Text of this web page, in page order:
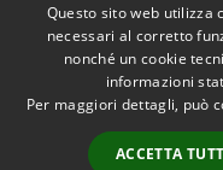
Accessibilità
Privacy
Mappa del sito
Questo sito web utilizza
necessari al corretto
nonché un cookie
informazioni
Per maggiori dettagli, può
ACCETTA